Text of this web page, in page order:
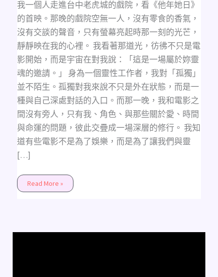
我一個人走進台中老虎城的戲院，看《他年她日》
的首映。那晚的戲院空無一人，沒有零食的香氣，
沒有交談的聲音，只有螢幕亮起時那一刻的光芒，
靜靜映在我的心裡。 我看著那道光，彷彿不只是電
影開始，而是宇宙在對我說：「這是一場屬於妳靈
魂的邀請。」 身為一個靈性工作者，我對「孤獨」
並不陌生。孤獨對我來說不只是外在狀態，而是一
種與自己深處對話的入口。而那一晚，我和電影之
間沒有旁人，只有我、角色、與那些關於愛、時間
與命運的問題，彼此交疊成一場深層的修行。 我知
道有些電影不是為了娛樂，而是為了讓我們與靈
[…]
Read More »